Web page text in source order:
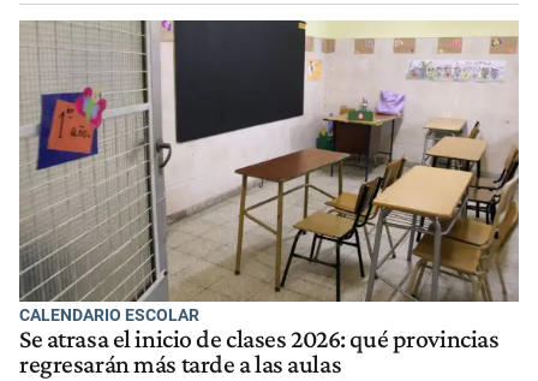
CALENDARIO ESCOLAR
Se atrasa el inicio de clases 2026: qué provincias
regresarán más tarde a las aulas